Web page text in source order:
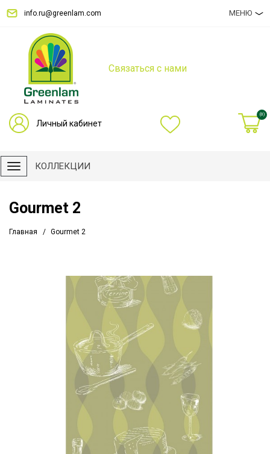
info.ru@greenlam.com МЕНЮ
Связаться с нами
Личный кабинет
(0)
КОЛЛЕКЦИИ
Gourmet 2
Главная Gourmet 2